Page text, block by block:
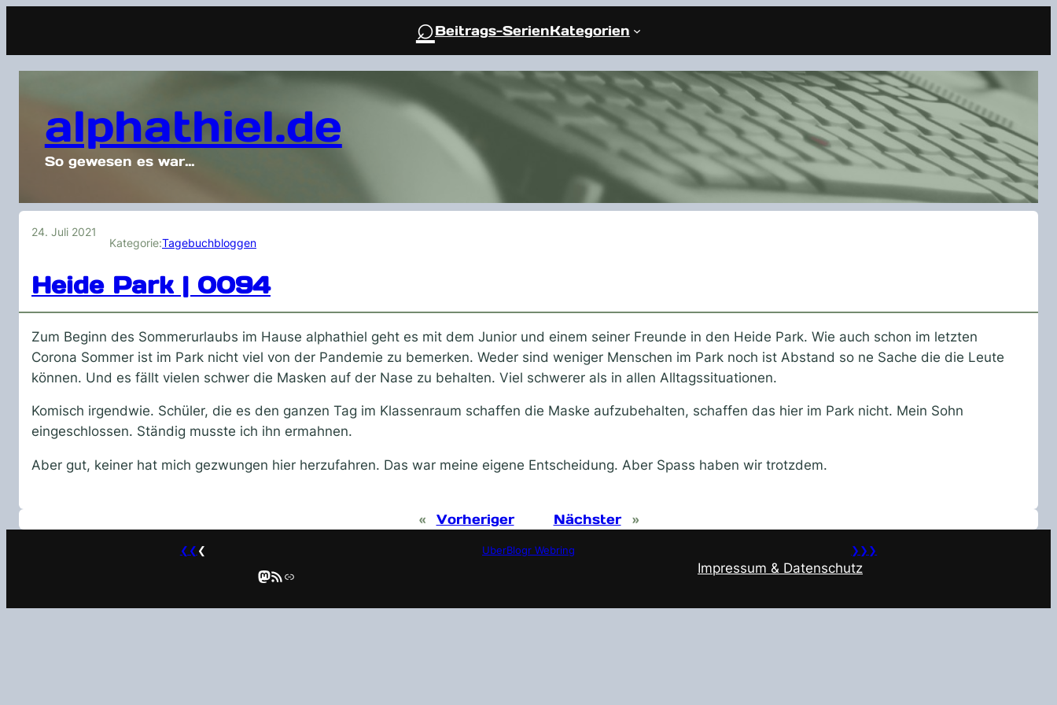
⌕Beitrags-SerienKategorien
alphathiel.de
So gewesen es war…
24. Juli 2021
Kategorie:Tagebuchbloggen
Heide Park | 0094
Zum Beginn des Sommerurlaubs im Hause alphathiel geht es mit dem Junior und einem seiner Freunde in den Heide Park. Wie auch schon im letzten
Corona Sommer ist im Park nicht viel von der Pandemie zu bemerken. Weder sind weniger Menschen im Park noch ist Abstand so ne Sache die die Leute
können. Und es fällt vielen schwer die Masken auf der Nase zu behalten. Viel schwerer als in allen Alltagssituationen.
Komisch irgendwie. Schüler, die es den ganzen Tag im Klassenraum schaffen die Maske aufzubehalten, schaffen das hier im Park nicht. Mein Sohn
eingeschlossen. Ständig musste ich ihn ermahnen.
Aber gut, keiner hat mich gezwungen hier herzufahren. Das war meine eigene Entscheidung. Aber Spass haben wir trotzdem.
« Vorheriger Nächster »
❮❮ ❮ UberBlogr Webring ❯❯❯
Mastodon RSS-Feed Link Impressum & Datenschutz